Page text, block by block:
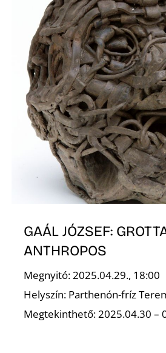
GAÁL JÓZSEF:
ANTHROPOS
Megnyitó: 2025.04.29., 18:00
Helyszín: Parthenón-fríz
Megtekinthető: 2025.04.30 –